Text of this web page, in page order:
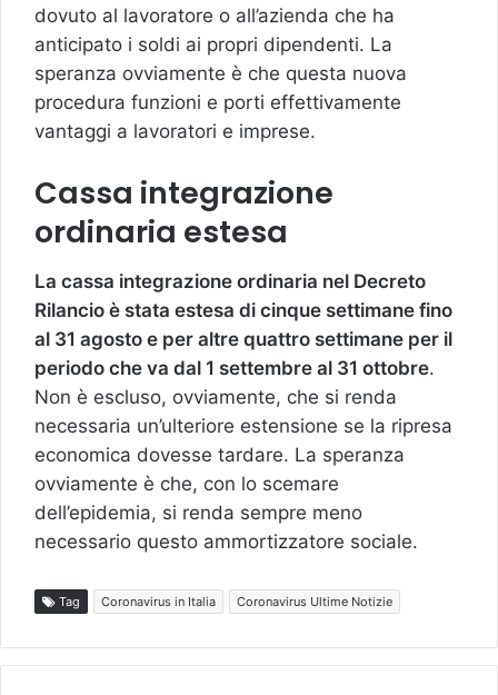
dovuto al lavoratore o all’azienda che ha
anticipato i soldi ai propri dipendenti. La
speranza ovviamente è che questa nuova
procedura funzioni e porti effettivamente
vantaggi a lavoratori e imprese.
Cassa integrazione
ordinaria estesa
La cassa integrazione ordinaria nel Decreto
Rilancio è stata estesa di cinque settimane fino
al 31 agosto e per altre quattro settimane per il
periodo che va dal 1 settembre al 31 ottobre.
Non è escluso, ovviamente, che si renda
necessaria un’ulteriore estensione se la ripresa
economica dovesse tardare. La speranza
ovviamente è che, con lo scemare
dell’epidemia, si renda sempre meno
necessario questo ammortizzatore sociale.
Tag Coronavirus in Italia Coronavirus Ultime Notizie